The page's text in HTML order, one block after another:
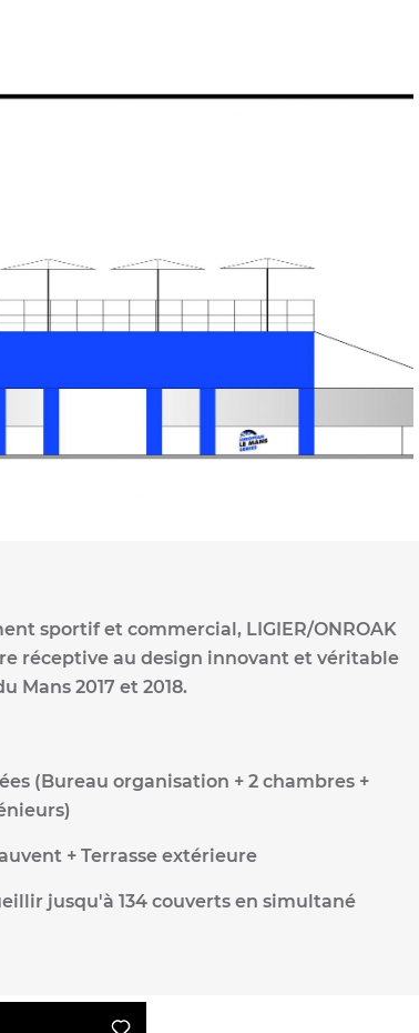
sportif et commercial, LIGIER/ONROAK
réceptive au design innovant et véritable
Mans 2017 et 2018.
(Bureau organisation + 2 chambres +
+ Terrasse extérieure
jusqu'à 134 couverts en simultané